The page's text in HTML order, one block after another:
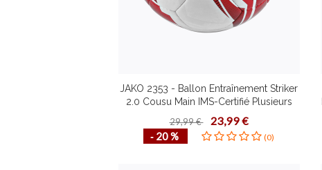
JAKO 2353 - Ballon Entraînement Striker
2.0 Cousu Main IMS-Certifié Plusieurs
Couleurs Tailles Vessie en Butyle 32
Panneaux
29,99 € 23,99 €
‐ 20 % (0)